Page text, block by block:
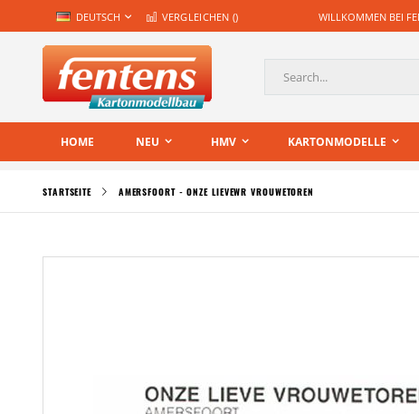
Zum
Inhalt
springen
SPRACHEDEUTSCH WILLKOMMEN BEI
VERGLEICHEN ()
HOME NEU HMV KARTONMODELLE
STARTSEITE AMERSFOORT - ONZE LIEVEWR VROUWETOREN